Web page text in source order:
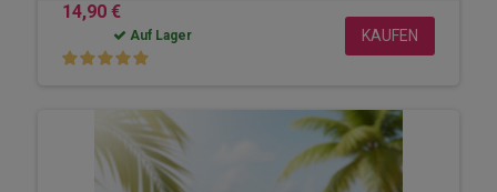
14,90 €
Auf Lager KAUFEN